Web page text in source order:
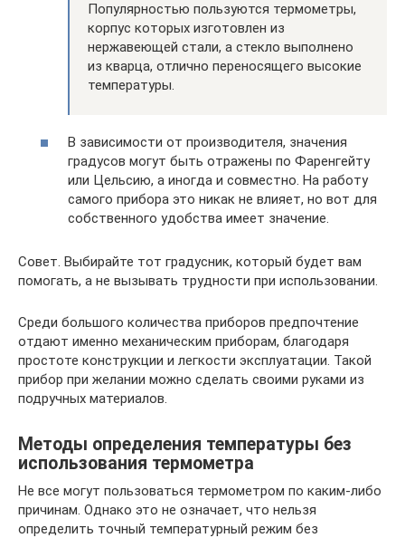
Популярностью пользуются термометры,
корпус которых изготовлен из
нержавеющей стали, а стекло выполнено
из кварца, отлично переносящего высокие
температуры.
В зависимости от производителя, значения
градусов могут быть отражены по Фаренгейту
или Цельсию, а иногда и совместно. На работу
самого прибора это никак не влияет, но вот для
собственного удобства имеет значение.
Совет. Выбирайте тот градусник, который будет вам
помогать, а не вызывать трудности при использовании.
Среди большого количества приборов предпочтение
отдают именно механическим приборам, благодаря
простоте конструкции и легкости эксплуатации. Такой
прибор при желании можно сделать своими руками из
подручных материалов.
Методы определения температуры без
использования термометра
Не все могут пользоваться термометром по каким-либо
причинам. Однако это не означает, что нельзя
определить точный температурный режим без